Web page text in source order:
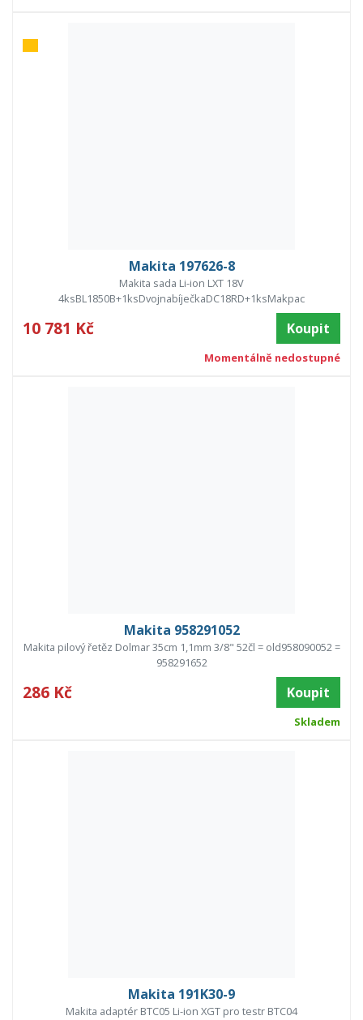
Makita 197626-8
Makita sada Li-ion LXT 18V
4ksBL1850B+1ksDvojnabíječkaDC18RD+1ksMakpac
10 781 Kč Koupit
Momentálně nedostupné
Makita 958291052
Makita pilový řetěz Dolmar 35cm 1,1mm 3/8" 52čl = old958090052 =
958291652
286 Kč Koupit
Skladem
Makita 191K30-9
Makita adaptér BTC05 Li-ion XGT pro testr BTC04